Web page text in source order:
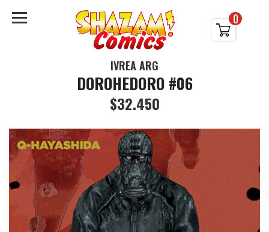
0
IVREA ARG
DOROHEDORO #06
$32.450